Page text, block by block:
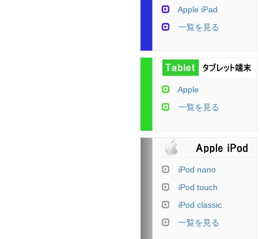
Apple iPad
一覧を見る
Apple
一覧を見る
iPod nano
iPod touch
iPod classic
一覧を見る